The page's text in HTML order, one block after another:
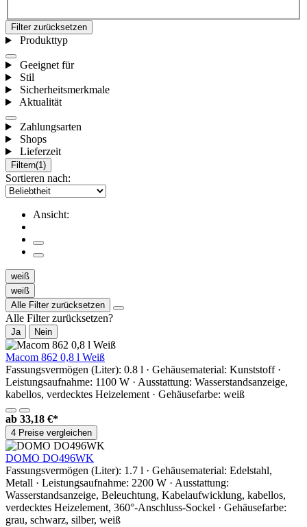
Filter zurücksetzen
Produkttyp
Geeignet für
Stil
Sicherheitsmerkmale
Aktualität
Zahlungsarten
Shops
Lieferzeit
Filtern(1)
Sortieren nach:
Ansicht:
weiß
weiß
Alle Filter zurücksetzen
Alle Filter zurücksetzen?
Ja Nein
Macom 862 0,8 l Weiß
Fassungsvermögen (Liter): 0.8 l · Gehäusematerial: Kunststoff ·
Leistungsaufnahme: 1100 W · Ausstattung: Wasserstandsanzeige,
kabellos, verdecktes Heizelement · Gehäusefarbe: weiß
ab 33,18 €*
4 Preise vergleichen
DOMO DO496WK
Fassungsvermögen (Liter): 1.7 l · Gehäusematerial: Edelstahl,
Metall · Leistungsaufnahme: 2200 W · Ausstattung:
Wasserstandsanzeige, Beleuchtung, Kabelaufwicklung, kabellos,
verdecktes Heizelement, 360°-Anschluss-Sockel · Gehäusefarbe:
grau, schwarz, silber, weiß